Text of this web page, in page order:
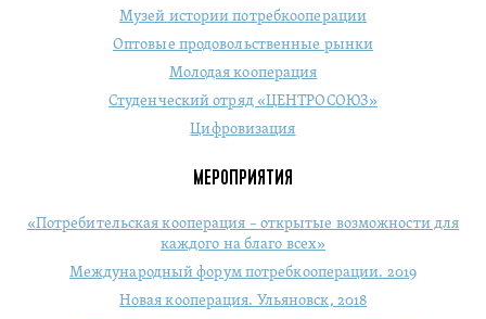
Музей истории потребкооперации
Оптовые продовольственные рынки
Молодая кооперация
Студенческий отряд «ЦЕНТРОСОЮЗ»
Цифровизация
МЕРОПРИЯТИЯ
«Потребительская кооперация – открытые возможности для
каждого на благо всех»
Международный форум потребкооперации. 2019
Новая кооперация. Ульяновск, 2018